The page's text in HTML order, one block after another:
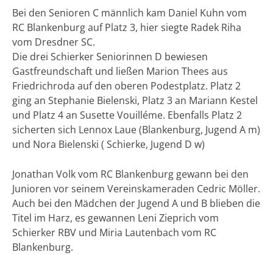
Bei den Senioren C männlich kam Daniel Kuhn vom
RC Blankenburg auf Platz 3, hier siegte Radek Riha
vom Dresdner SC.
Die drei Schierker Seniorinnen D bewiesen
Gastfreundschaft und ließen Marion Thees aus
Friedrichroda auf den oberen Podestplatz. Platz 2
ging an Stephanie Bielenski, Platz 3 an Mariann Kestel
und Platz 4 an Susette Vouilléme. Ebenfalls Platz 2
sicherten sich Lennox Laue (Blankenburg, Jugend A m)
und Nora Bielenski ( Schierke, Jugend D w)
Jonathan Volk vom RC Blankenburg gewann bei den
Junioren vor seinem Vereinskameraden Cedric Möller.
Auch bei den Mädchen der Jugend A und B blieben die
Titel im Harz, es gewannen Leni Zieprich vom
Schierker RBV und Miria Lautenbach vom RC
Blankenburg.